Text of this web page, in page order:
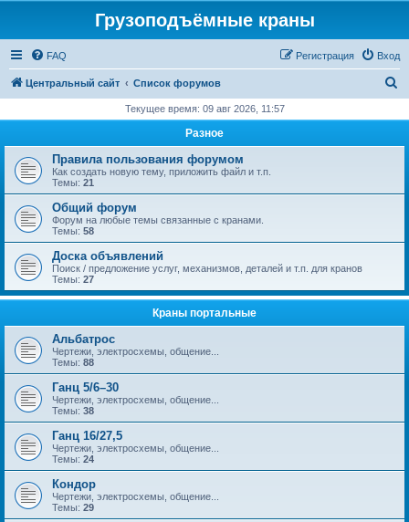
Грузоподъёмные краны
FAQ Вход
Регистрация
Центральный сайт Список форумов
с
Текущее время: 09 авг 2026, 11:57
Разное
Правила пользования форумом
Как создать новую тему, приложить файл и т.п.
Темы: 21
Общий форум
Форум на любые темы связанные с кранами.
Темы: 58
Доска объявлений
Поиск / предложение услуг, механизмов, деталей и т.п. для кранов
Темы: 27
Краны портальные
Альбатрос
Чертежи, электросхемы, общение...
Темы: 88
Ганц 5/6–30
Чертежи, электросхемы, общение...
Темы: 38
Ганц 16/27,5
Чертежи, электросхемы, общение...
Темы: 24
Кондор
Чертежи, электросхемы, общение...
Темы: 29